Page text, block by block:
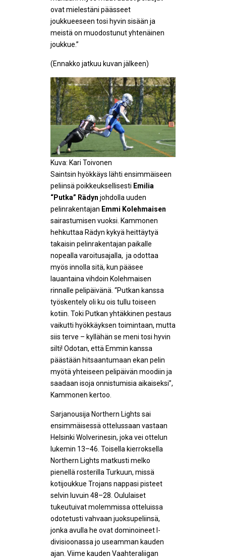
ovat mielestäni päässeet
joukkueeseen tosi hyvin sisään ja
meistä on muodostunut yhtenäinen
joukkue.”
(Ennakko jatkuu kuvan jälkeen)
Kuva: Kari Toivonen
Saintsin hyökkäys lähti ensimmäiseen
peliinsä poikkeuksellisesti Emilia
“Putka” Rädyn johdolla uuden
pelinrakentajan Emmi Kolehmaisen
sairastumisen vuoksi. Kammonen
hehkuttaa Rädyn kykyä heittäytyä
takaisin pelinrakentajan paikalle
nopealla varoitusajalla, ja odottaa
myös innolla sitä, kun pääsee
lauantaina vihdoin Kolehmaisen
rinnalle pelipäivänä. “Putkan kanssa
työskentely oli ku ois tullu toiseen
kotiin. Toki Putkan yhtäkkinen pestaus
vaikutti hyökkäyksen toimintaan, mutta
siis terve – kyllähän se meni tosi hyvin
silti! Odotan, että Emmin kanssa
päästään hitsaantumaan ekan pelin
myötä yhteiseen pelipäivän moodiin ja
saadaan isoja onnistumisia aikaiseksi”,
Kammonen kertoo.
Sarjanousija Northern Lights sai
ensimmäisessä ottelussaan vastaan
Helsinki Wolverinesin, joka vei ottelun
lukemin 13–46. Toisella kierroksella
Northern Lights matkusti melko
pienellä rosterilla Turkuun, missä
kotijoukkue Trojans nappasi pisteet
selvin luvuin 48–28. Oululaiset
tukeutuivat molemmissa otteluissa
odotetusti vahvaan juoksupeliinsä,
jonka avulla he ovat dominoineet I-
divisioonassa jo useamman kauden
ajan. Viime kauden Vaahteraliigan